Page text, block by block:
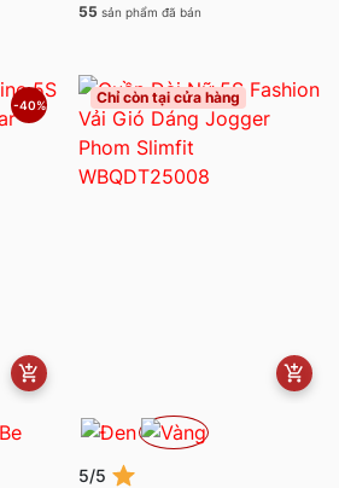
55 sản phẩm đã bán
-40% Chỉ còn tại cửa hàng
5/5